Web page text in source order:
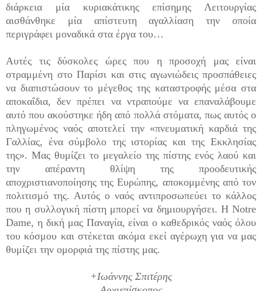
διάρκεια μία κυριακάτικης επίσημης Λειτουργίας
αισθάνθηκε μία απίστευτη αγαλλίαση την οποία
περιγράφει μοναδικά στα έργα του…
Αυτές τις δύσκολες ώρες που η προσοχή μας είναι
στραμμένη στο Παρίσι και στις αγωνιώδεις προσπάθειες
να διαπιστώσουν το μέγεθος της καταστροφής μέσα στα
αποκαΐδια, δεν πρέπει να ντραπούμε να επαναλάβουμε
αυτό που ακούστηκε ήδη από πολλά στόματα, πως αυτός ο
πληγωμένος ναός αποτελεί την «πνευματική καρδιά της
Γαλλίας, ένα σύμβολο της ιστορίας και της Εκκλησίας
της». Μας θυμίζει το μεγαλείο της πίστης ενός λαού και
την απέραντη θλίψη της προοδευτικής
αποχριστιανοποίησης της Ευρώπης, αποκομμένης από τον
πολιτισμό της. Αυτός ο ναός αντιπροσωπεύει το κάλλος
που η συλλογική πίστη μπορεί να δημιουργήσει. Η Notre
Dame, η δική μας Παναγία, είναι ο καθεδρικός ναός όλου
του κόσμου και στέκεται ακόμα εκεί αγέρωχη για να μας
θυμίζει την ομορφιά της πίστης μας.
+Ιωάννης Σπιτέρης